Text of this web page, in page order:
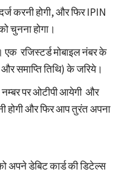
करनी होगी, और फिर IPIN
चुनना होगा।
रजिस्टर्ड मोबाइल नंबर के
समाप्ति तिथि) के जरिये।
पर ओटीपी आयेगी और
होगी और फिर आप तुरंत अपना
अपने डेबिट कार्ड की डिटेल्स